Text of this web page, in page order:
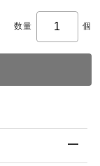
数量 個